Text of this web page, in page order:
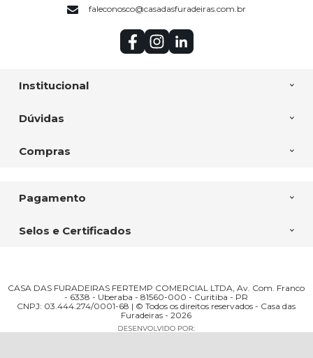
Institucional
Dúvidas
Compras
faleconosco@casadasfuradeiras.com.br
Pagamento
Selos e Certificados
CASA DAS FURADEIRAS FERTEMP COMERCIAL LTDA, Av. Com. Franco
- 6338 - Uberaba - 81560-000 - Curitiba - PR
CNPJ: 03.444.274/0001-68 | © Todos os direitos reservados - Casa das
Furadeiras - 2026